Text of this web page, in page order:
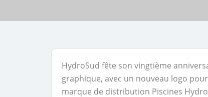
HydroSud fête son vingtième
graphique, avec un nouveau logo
marque de distribution Piscines